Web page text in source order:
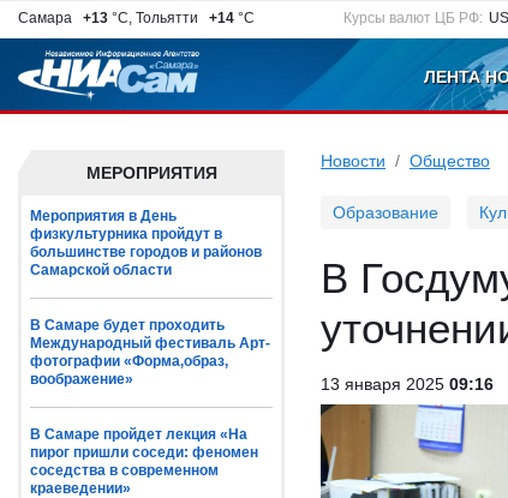
Самара +13 °C, Тольятти +14 °C Курсы валют ЦБ РФ:
ЛЕНТА
МЕРОПРИЯТИЯ
Мероприятия в День
физкультурника пройдут в
большинстве городов и районов
Самарской области
В Самаре будет проходить
Международный фестиваль Арт-
фотографии «Форма,образ,
воображение»
В Самаре пройдет лекция «На
пирог пришли соседи: феномен
соседства в современном
краеведении»
Новости Общество
Образование
В
13 января 2025 09:16